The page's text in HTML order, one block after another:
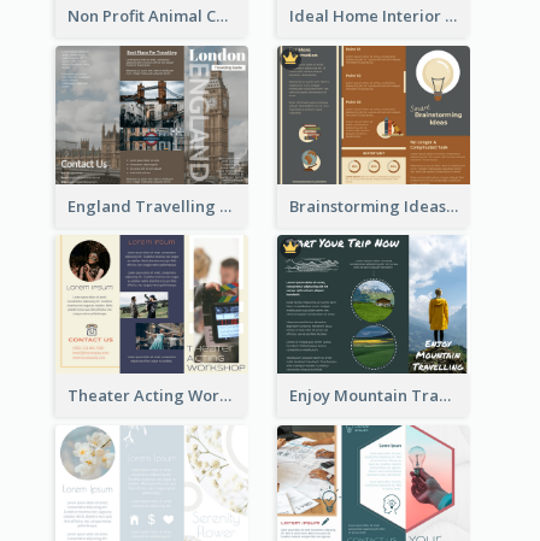
Non Profit Animal Community Tri Fold Brochure Ideal Home Interior Design Brochure
England Travelling Guide Brochure Brainstorming Ideas Brochure
Theater Acting Workshop Brochure Enjoy Mountain Travelling Brochure